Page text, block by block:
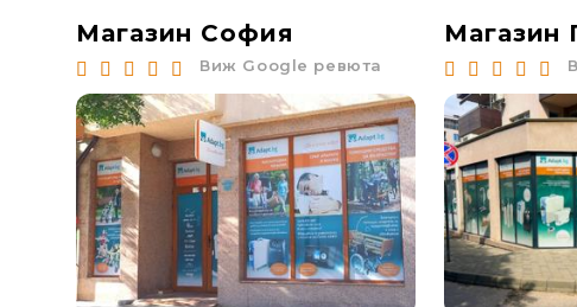
Магазин София
Виж Google ревюта
Магазин